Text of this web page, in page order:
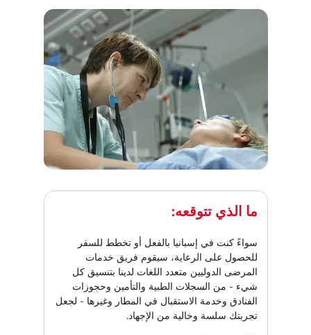
ما الذي تتوقعه:
سواءً كنت في إسبانيا بالفعل أو تخطط للسفر
للحصول على الرعاية، سيقوم فريق خدمات
المرضى الدوليين متعدد اللغات لدينا بتنسيق كل
شيء - من السجلات الطبية والتأمين وحجوزات
الفنادق وخدمة الاستقبال في المطار وغيرها - لجعل
تجربتك سلسة وخالية من الإجهاد.